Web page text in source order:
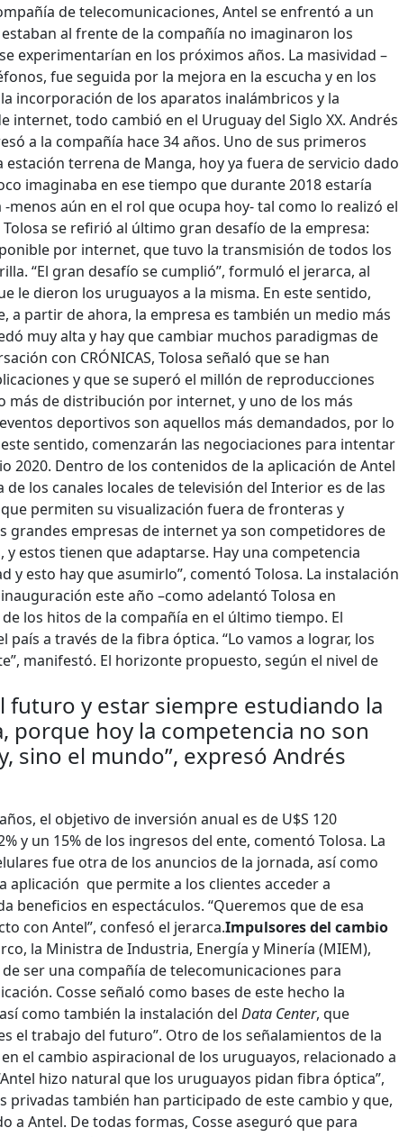
de telecomunicaciones, Antel se enfrentó a un
al frente de la compañía no imaginaron los
experimentarían en los próximos años. La masividad –
fue seguida por la mejora en la escucha y en los
incorporación de los aparatos inalámbricos y la
internet, todo cambió en el Uruguay del Siglo XX. Andrés
a la compañía hace 34 años. Uno de sus primeros
terrena de Manga, hoy ya fuera de servicio dado
imaginaba en ese tiempo que durante 2018 estaría
menos aún en el rol que ocupa hoy- tal como lo realizó el
se refirió al último gran desafío de la empresa:
por internet, que tuvo la transmisión de todos los
“El gran desafío se cumplió”, formuló el jerarca, al
le dieron los uruguayos a la misma. En este sentido,
a partir de ahora, la empresa es también un medio más
muy alta y hay que cambiar muchos paradigmas de
con CRÓNICAS, Tolosa señaló que se han
y que se superó el millón de reproducciones
más de distribución por internet, y uno de los más
deportivos son aquellos más demandados, por lo
sentido, comenzarán las negociaciones para intentar
2020. Dentro de los contenidos de la aplicación de Antel
los canales locales de televisión del Interior es de las
permiten su visualización fuera de fronteras y
grandes empresas de internet ya son competidores de
estos tienen que adaptarse. Hay una competencia
y esto hay que asumirlo”, comentó Tolosa. La instalación
este año –como adelantó Tolosa en
los hitos de la compañía en el último tiempo. El
a través de la fibra óptica. “Lo vamos a lograr, los
manifestó. El horizonte propuesto, según el nivel de
futuro y estar siempre estudiando la
porque hoy la competencia no son
sino el mundo”, expresó Andrés
el objetivo de inversión anual es de U$S 120
y un 15% de los ingresos del ente, comentó Tolosa. La
fue otra de los anuncios de la jornada, así como
aplicación que permite a los clientes acceder a
beneficios en espectáculos. “Queremos que de esa
con Antel”, confesó el jerarca.Impulsores del cambio
la Ministra de Industria, Energía y Minería (MIEM),
ser una compañía de telecomunicaciones para
Cosse señaló como bases de este hecho la
como también la instalación del Data Center, que
el trabajo del futuro”. Otro de los señalamientos de la
el cambio aspiracional de los uruguayos, relacionado a
hizo natural que los uruguayos pidan fibra óptica”,
privadas también han participado de este cambio y que,
a Antel. De todas formas, Cosse aseguró que para